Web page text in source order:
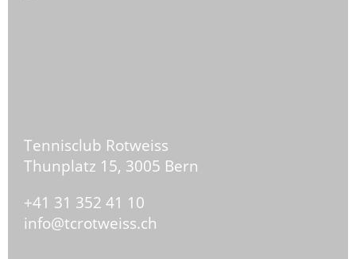
Tennisclub Rotweiss
Thunplatz 15, 3005 Bern
+41 31 352 41 10
info@tcrotweiss.ch